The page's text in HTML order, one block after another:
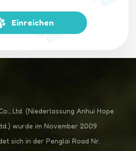
Einreichen
Ltd. (Niederlassung Anhui Hope
wurde im November 2009
sich in der Penglai Road Nr.